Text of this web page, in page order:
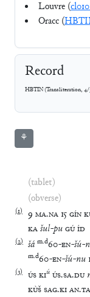
Louvre (
Oracc (
Record
HBTIN(Transliteration, 4/
⚘
(tablet)
(obverse)
(1) 9 MA.NA 15GÍN
KAšul-puGÚÍD
(2) šá m.d60-EN-šú-
m.d60-EN-šú-nu
(3) ÚSKIú ÚS.SA.DU
KÙŠSAG.KIAN.TA